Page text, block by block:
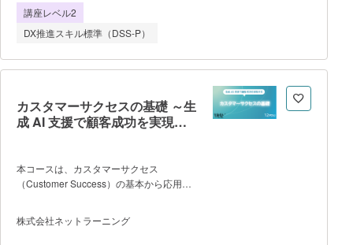
ストの主要なメソッド タプルの利
用 セット型 辞書型 文字列の主
要な処理 6.補足資料 コーディ
現場での『実践力』が身につく４か月間の
プログラムです。 ◆ケンブリッジ
養成学校とは 「社内にプロジェクトを
リードできる人材を育てたいが、どう育成
するか悩ましい」「変革プロジェクトを行
分たちで推進したい」という課題を解決す
るために生まれた研修プログラムで
す。 コンサルティングの現場で生まれ
クチャーします。 ◆Foundationコー
スでは、会議でスムーズに合意形成を取る
ファシリテーションや「伝わる資料」の作
に焦点をあてることで、プロジェクトの全
講座レベル2
DX推進スキル標準（DSS-P）
カスタマーサクセスの基礎 ～生
成 AI 支援で顧客成功を実現す
本コースは、カスタマーサクセス
（Customer Success）の基本から応用ま
の成功が自社の成長を生む」という視点の
もと、SaaS やサブスクリプション時代に
株式会社ネットラーニング